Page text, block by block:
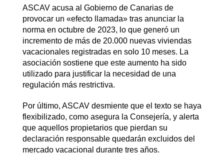
ASCAV acusa al Gobierno de Canarias de
provocar un «efecto llamada» tras anunciar la
norma en octubre de 2023, lo que generó un
incremento de más de 20.000 nuevas viviendas
vacacionales registradas en solo 10 meses. La
asociación sostiene que este aumento ha sido
utilizado para justificar la necesidad de una
regulación más restrictiva.
Por último, ASCAV desmiente que el texto se haya
flexibilizado, como asegura la Consejería, y alerta
que aquellos propietarios que pierdan su
declaración responsable quedarán excluidos del
mercado vacacional durante tres años.